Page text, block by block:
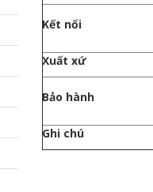
Kết nối
Xuất xứ
Bảo hành
Ghi chú